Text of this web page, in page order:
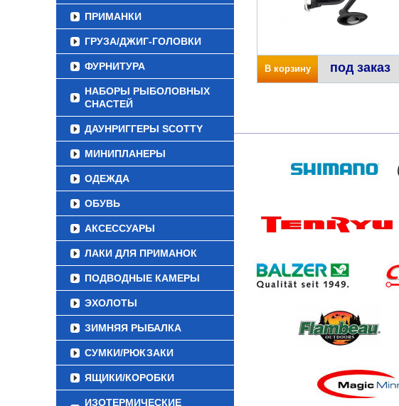
ПРИМАНКИ
ГРУЗА/ДЖИГ-ГОЛОВКИ
ФУРНИТУРА
НАБОРЫ РЫБОЛОВНЫХ
СНАСТЕЙ
ДАУНРИГГЕРЫ SCOTTY
МИНИПЛАНЕРЫ
ОДЕЖДА
ОБУВЬ
АКСЕССУАРЫ
ЛАКИ ДЛЯ ПРИМАНОК
ПОДВОДНЫЕ КАМЕРЫ
ЭХОЛОТЫ
ЗИМНЯЯ РЫБАЛКА
СУМКИ/РЮКЗАКИ
ЯЩИКИ/КОРОБКИ
ИЗОТЕРМИЧЕСКИЕ
В корзину под заказ